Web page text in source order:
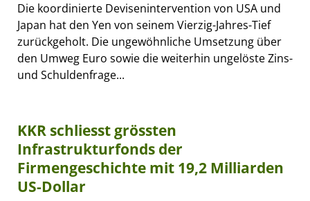
Die koordinierte Devisenintervention von USA und
Japan hat den Yen von seinem Vierzig-Jahres-Tief
zurückgeholt. Die ungewöhnliche Umsetzung über
den Umweg Euro sowie die weiterhin ungelöste Zins-
und Schuldenfrage...
KKR schliesst grössten
Infrastrukturfonds der
Firmengeschichte mit 19,2 Milliarden
US-Dollar